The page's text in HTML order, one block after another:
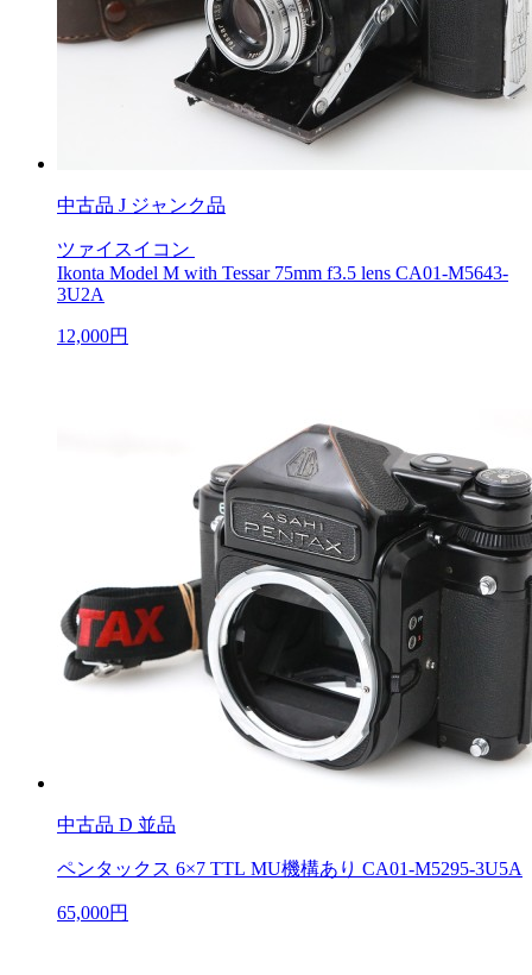
中古品 J ジャンク品
ツァイスイコン
Ikonta Model M with Tessar 75mm f3.5 lens CA01-M5643-
3U2A
12,000円
中古品 D 並品
ペンタックス 6×7 TTL MU機構あり CA01-M5295-3U5A
65,000円